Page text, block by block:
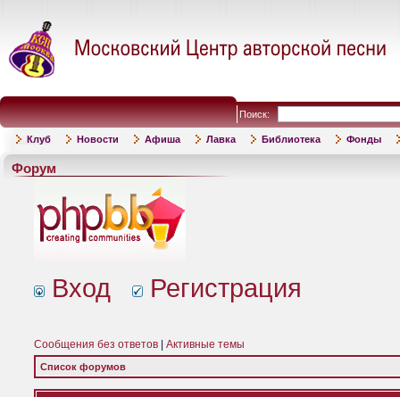
Поиск:
Клуб Новости Афиша Лавка Библиотека Фонды
Форум
Вход Регистрация
Сообщения без ответов Активные темы
Список форумов